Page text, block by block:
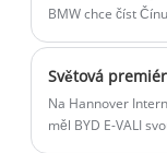
BMW chce číst
pro Čínu. Na
své zbrusu nové
skutečně
Na Hannover
měl BYD E-VALI